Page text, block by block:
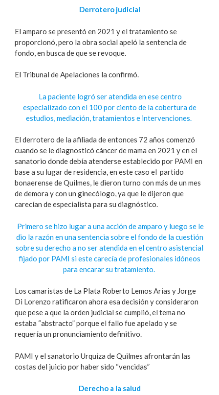
Derrotero judicial
El amparo se presentó en 2021 y el tratamiento se
proporcionó, pero la obra social apeló la sentencia de
fondo, en busca de que se revoque.
El Tribunal de Apelaciones la confirmó.
La paciente logró ser atendida en ese centro
especializado con el 100 por ciento de la cobertura de
estudios, mediación, tratamientos e intervenciones.
El derrotero de la afiliada de entonces 72 años comenzó
cuando se le diagnosticó cáncer de mama en 2021 y en el
sanatorio donde debía atenderse establecido por PAMI en
base a su lugar de residencia, en este caso el partido
bonaerense de Quilmes, le dieron turno con más de un mes
de demora y con un ginecólogo, ya que le dijeron que
carecían de especialista para su diagnóstico.
Primero se hizo lugar a una acción de amparo y luego se le
dio la razón en una sentencia sobre el fondo de la cuestión
sobre su derecho a no ser atendida en el centro asistencial
fijado por PAMI si este carecía de profesionales idóneos
para encarar su tratamiento.
Los camaristas de La Plata Roberto Lemos Arias y Jorge
Di Lorenzo ratificaron ahora esa decisión y consideraron
que pese a que la orden judicial se cumplió, el tema no
estaba “abstracto” porque el fallo fue apelado y se
requería un pronunciamiento definitivo.
PAMI y el sanatorio Urquiza de Quilmes afrontarán las
costas del juicio por haber sido “vencidas”
Derecho a la salud